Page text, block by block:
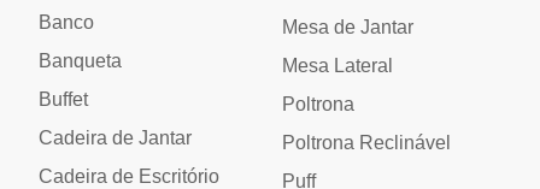
Banco
Banqueta
Buffet
Cadeira de Jantar
Cadeira de Escritório
Mesa de Jantar
Mesa Lateral
Poltrona
Poltrona Reclinável
Puff